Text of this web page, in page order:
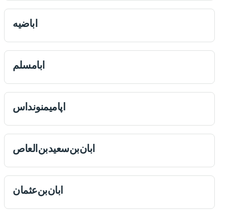
اباضیه
ابامسلم
اپامیمنونداس
ابان‌بن‌سعیدبن‌العاص
ابان‌بن‌عثمان